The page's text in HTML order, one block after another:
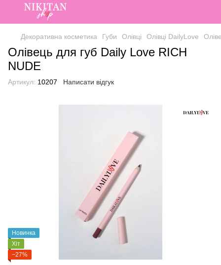
Декоративна косметика Губи Олівці Олівці DailyLove
Олівець для губ Daily Love RICH
NUDE
Артикул: 10207 Написати відгук
Новинка
Хіт
−27%